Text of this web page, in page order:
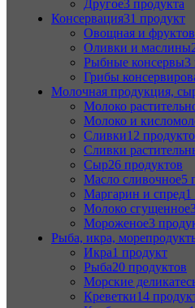
Другое3 продукта
Консервация31 продукт
Овощная и
Оливки и маслины
Рыбные консервы3
Грибы
Молочная продукция,
Молоко
Молоко и
Сливки12
Сливки
Сыр26 продуктов
Масло сливочное5
Маргарин и спред1
Молоко сгущенное
Мороженое3
Рыба, икра,
Икра1 продукт
Рыба20 продуктов
Морские
Креветки14